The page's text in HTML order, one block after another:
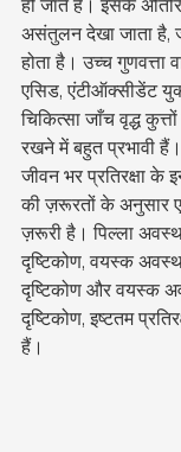
हो जाते हैं। इसके
असंतुलन देखा जाता है,
होता है। उच्च गुणवत्ता
एसिड, एंटीऑक्सीडेंट
चिकित्सा जाँच वृद्ध कुत्तों
रखने में बहुत प्रभावी हैं।
जीवन भर प्रतिरक्षा के
की ज़रूरतों के अनुसार
ज़रूरी है। पिल्ला
दृष्टिकोण, वयस्क
दृष्टिकोण और वयस्क
दृष्टिकोण, इष्टतम
हैं।